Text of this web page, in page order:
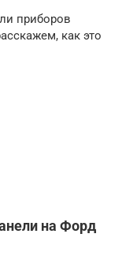
приборов
как это
на Форд